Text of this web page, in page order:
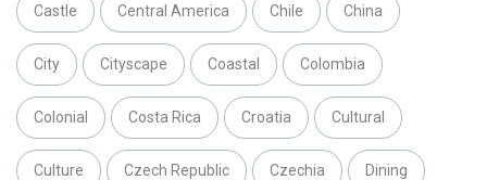
Castle Central America Chile China
City Cityscape Coastal Colombia
Colonial Costa Rica Croatia Cultural
Culture Czech Republic Czechia Dining